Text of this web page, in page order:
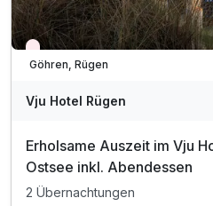
Wieder frei ab September
Göhren, Rügen
Vju Hotel Rügen
Erholsame Auszeit im Vju
Ostsee inkl. Abendessen
2 Übernachtungen